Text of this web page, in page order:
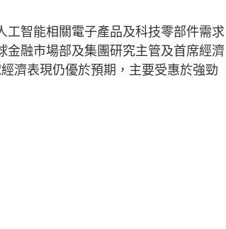
工智能相關電子產品及科技零部件需求
金融市場部及集團研究主管及首席經濟
濟表現仍優於預期，主要受惠於強勁